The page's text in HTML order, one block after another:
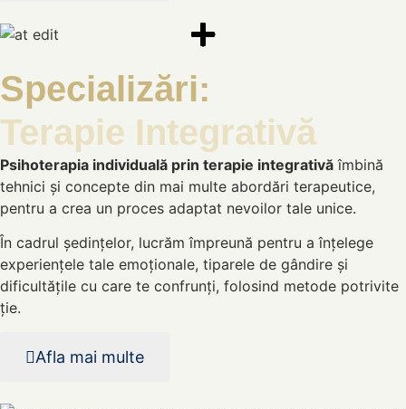
Specializări:
Terapie Integrativă
Psihoterapia individuală prin terapie integrativă îmbină
tehnici și concepte din mai multe abordări terapeutice,
pentru a crea un proces adaptat nevoilor tale unice.
În cadrul ședințelor, lucrăm împreună pentru a înțelege
experiențele tale emoționale, tiparele de gândire și
dificultățile cu care te confrunți, folosind metode potrivite
ție.
Afla mai multe